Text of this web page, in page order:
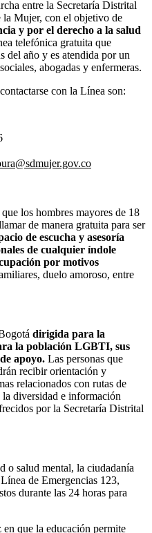
entre la Secretaría Distrital
la Mujer, con el objetivo de
y por el derecho a la salud
telefónica gratuita que
del año y es atendida por un
abogadas y enfermeras.
con la Línea son:
los hombres mayores de 18
de manera gratuita para ser
de escucha y asesoría
de cualquier índole
por motivos
duelo amoroso, entre
dirigida para la
la población LGBTI, sus
apoyo. Las personas que
recibir orientación y
relacionados con rutas de
diversidad e información
por la Secretaría Distrital
o salud mental, la ciudadanía
de Emergencias 123,
durante las 24 horas para
que la educación permite